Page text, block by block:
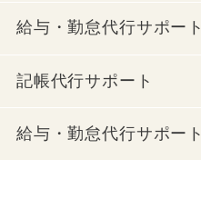
給与・勤怠代行サポート
記帳代行サポート
給与・勤怠代行サポート